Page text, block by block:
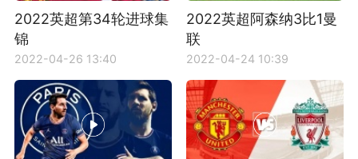
2022英超第34轮进球集
锦
2022-04-26 13:40
2022英超阿森纳3比1曼
联
2022-04-24 10:39